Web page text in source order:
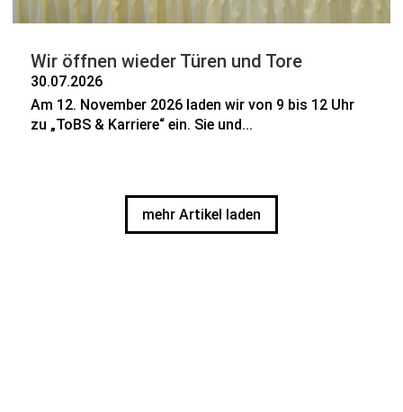
Wir öffnen wieder Türen und Tore
30.07.2026
Am 12. November 2026 laden wir von 9 bis 12 Uhr
zu „ToBS & Karriere“ ein. Sie und...
mehr Artikel laden